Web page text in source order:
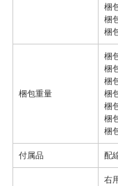
梱
梱
梱
梱包重量
梱
梱
梱
梱
梱
梱
梱
付属品 配
右